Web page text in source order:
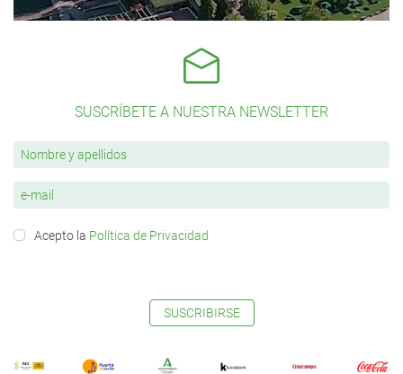
SUSCRÍBETE A NUESTRA NEWSLETTER
Acepto la Política de Privacidad
SUSCRIBIRSE